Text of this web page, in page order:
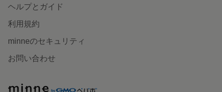
ヘルプとガイド
利用規約
minneのセキュリティ
お問い合わせ